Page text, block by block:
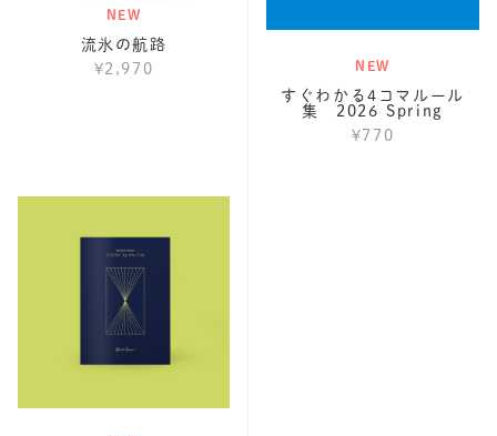
NEW
流氷の航路
¥2,970
NEW
すぐわかる4コマルール
集 2026 Spring
¥770